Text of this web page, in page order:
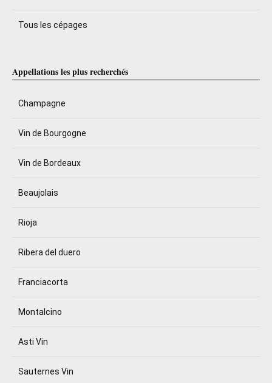
Tous les cépages
Appellations les plus recherchés
Champagne
Vin de Bourgogne
Vin de Bordeaux
Beaujolais
Rioja
Ribera del duero
Franciacorta
Montalcino
Asti Vin
Sauternes Vin